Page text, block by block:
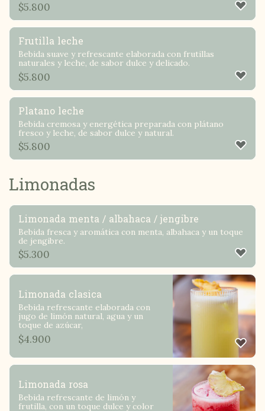
$5.800
Frutilla leche
Bebida suave y refrescante elaborada con frutillas
naturales y leche, de sabor dulce y delicado.
$5.800
Platano leche
Bebida cremosa y energética preparada con plátano
fresco y leche, de sabor dulce y natural.
$5.800
Limonadas
Limonada menta / albahaca / jengibre
Bebida fresca y aromática con menta, albahaca y un toque
de jengibre.
$5.300
Limonada clasica
Bebida refrescante elaborada con
jugo de limón natural, agua y un
toque de azúcar,
$4.900
Limonada rosa
Bebida refrescante de limón y
frutilla, con un toque dulce y color